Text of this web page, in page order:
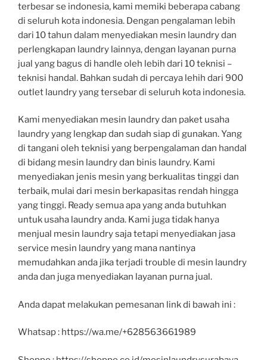
terbesar se indonesia, kami memiki beberapa cabang
di seluruh kota indonesia. Dengan pengalaman lebih
dari 10 tahun dalam menyediakan mesin laundry dan
perlengkapan laundry lainnya, dengan layanan purna
jual yang bagus di handle oleh lebih dari 10 teknisi –
teknisi handal. Bahkan sudah di percaya lehih dari 900
outlet laundry yang tersebar di seluruh kota indonesia.
Kami menyediakan mesin laundry dan paket usaha
laundry yang lengkap dan sudah siap di gunakan. Yang
di tangani oleh teknisi yang berpengalaman dan handal
di bidang mesin laundry dan binis laundry. Kami
menyediakan jenis mesin yang berkualitas tinggi dan
terbaik, mulai dari mesin berkapasitas rendah hingga
yang tinggi. Ready semua apa yang anda butuhkan
untuk usaha laundry anda. Kami juga tidak hanya
menjual mesin laundry saja tetapi menyediakan jasa
service mesin laundry yang mana nantinya
memudahkan anda jika terjadi trouble di mesin laundry
anda dan juga menyediakan layanan purna jual.
Anda dapat melakukan pemesanan link di bawah ini :
Whatsap : https://wa.me/+628563661989